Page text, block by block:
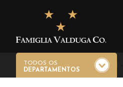
TODOS OS
DEPARTAMENTOS